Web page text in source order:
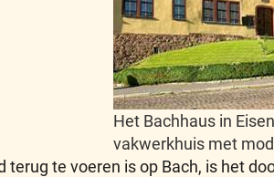
Het Bachhaus in
vakwerkhuis met
te voeren is op Bach, is het